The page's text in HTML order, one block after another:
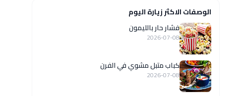
الوصفات الاكثر زيارة اليوم
فشار حار بالليمون
2026-07-08
كباب متبل مشوي في الفرن
2026-07-08